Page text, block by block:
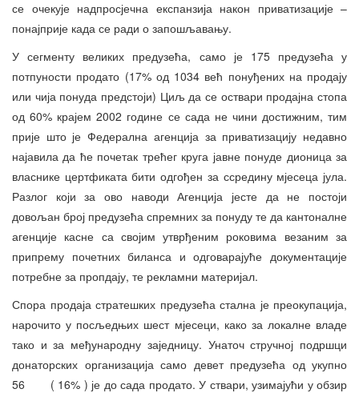
се очекује надпросјечна експанзија након приватизације –
понајприје када се ради о запошљавању.
У сегменту великих предузећа, само је 175 предузећа у
потпуности продато (17% од 1034 већ понуђених на продају
или чија понуда предстоји) Циљ да се оствари продајна стопа
од 60% крајем 2002 године се сада не чини достижним, тим
прије што је Федерална агенција за приватизацију недавно
најавила да ће почетак трећег круга јавне понуде дионица за
власнике цертфиката бити одгођен за ссредину мјесеца јула.
Разлог који за ово наводи Агенција јесте да не постоји
довољан број предузећа спремних за понуду те да кантоналне
агенције касне са својим утврђеним роковима везаним за
припрему почетних биланса и одговарајуће документације
потребне за пропдају, те рекламни материјал.
Спора продаја стратешких предузећа стална је преокупација,
нарочито у посљедњих шест мјесеци, како за локалне владе
тако и за међународну заједницу. Унаточ стручној подршци
донаторских организација само девет предузећа од укупно
56 ( 16% ) је до сада продато. У ствари, узимајући у обзир